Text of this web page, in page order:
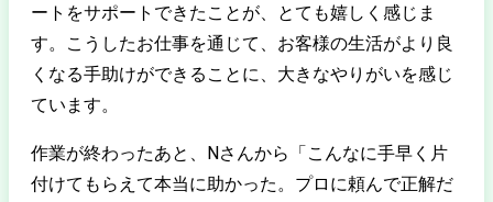
ートをサポートできたことが、とても嬉しく感じま
す。こうしたお仕事を通じて、お客様の生活がより良
くなる手助けができることに、大きなやりがいを感じ
ています。
作業が終わったあと、Nさんから「こんなに手早く片
付けてもらえて本当に助かった。プロに頼んで正解だ